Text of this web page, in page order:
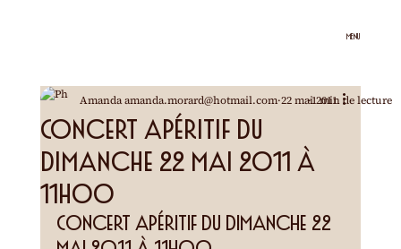
MENU
Concert apéritif du
dimanche 22 mai 2011 à
11h00
Amanda amanda.morard@hotmail.com 22 mai 20111 min de lecture
Concert apéritif du dimanche 22